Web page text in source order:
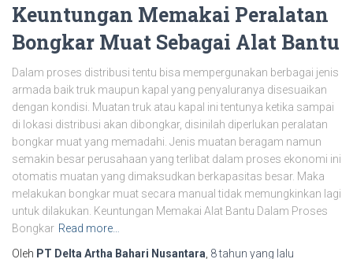
Keuntungan Memakai Peralatan
Bongkar Muat Sebagai Alat Bantu
Dalam proses distribusi tentu bisa mempergunakan berbagai jenis
armada baik truk maupun kapal yang penyaluranya disesuaikan
dengan kondisi. Muatan truk atau kapal ini tentunya ketika sampai
di lokasi distribusi akan dibongkar, disinilah diperlukan peralatan
bongkar muat yang memadahi. Jenis muatan beragam namun
semakin besar perusahaan yang terlibat dalam proses ekonomi ini
otomatis muatan yang dimaksudkan berkapasitas besar. Maka
melakukan bongkar muat secara manual tidak memungkinkan lagi
untuk dilakukan. Keuntungan Memakai Alat Bantu Dalam Proses
Bongkar Read more…
Oleh PT Delta Artha Bahari Nusantara 8 tahun yang lalu